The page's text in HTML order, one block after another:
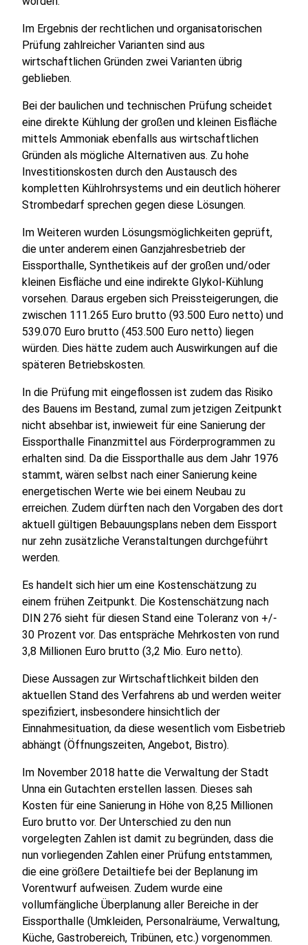
Im Ergebnis der rechtlichen und organisatorischen
Prüfung zahlreicher Varianten sind aus
wirtschaftlichen Gründen zwei Varianten übrig
geblieben.
Bei der baulichen und technischen Prüfung scheidet
eine direkte Kühlung der großen und kleinen Eisfläche
mittels Ammoniak ebenfalls aus wirtschaftlichen
Gründen als mögliche Alternativen aus. Zu hohe
Investitionskosten durch den Austausch des
kompletten Kühlrohrsystems und ein deutlich höherer
Strombedarf sprechen gegen diese Lösungen.
Im Weiteren wurden Lösungsmöglichkeiten geprüft,
die unter anderem einen Ganzjahresbetrieb der
Eissporthalle, Synthetikeis auf der großen und/oder
kleinen Eisfläche und eine indirekte Glykol-Kühlung
vorsehen. Daraus ergeben sich Preissteigerungen, die
zwischen 111.265 Euro brutto (93.500 Euro netto) und
539.070 Euro brutto (453.500 Euro netto) liegen
würden. Dies hätte zudem auch Auswirkungen auf die
späteren Betriebskosten.
In die Prüfung mit eingeflossen ist zudem das Risiko
des Bauens im Bestand, zumal zum jetzigen Zeitpunkt
nicht absehbar ist, inwieweit für eine Sanierung der
Eissporthalle Finanzmittel aus Förderprogrammen zu
erhalten sind. Da die Eissporthalle aus dem Jahr 1976
stammt, wären selbst nach einer Sanierung keine
energetischen Werte wie bei einem Neubau zu
erreichen. Zudem dürften nach den Vorgaben des dort
aktuell gültigen Bebauungsplans neben dem Eissport
nur zehn zusätzliche Veranstaltungen durchgeführt
werden.
Es handelt sich hier um eine Kostenschätzung zu
einem frühen Zeitpunkt. Die Kostenschätzung nach
DIN 276 sieht für diesen Stand eine Toleranz von +/-
30 Prozent vor. Das entspräche Mehrkosten von rund
3,8 Millionen Euro brutto (3,2 Mio. Euro netto).
Diese Aussagen zur Wirtschaftlichkeit bilden den
aktuellen Stand des Verfahrens ab und werden weiter
spezifiziert, insbesondere hinsichtlich der
Einnahmesituation, da diese wesentlich vom Eisbetrieb
abhängt (Öffnungszeiten, Angebot, Bistro).
Im November 2018 hatte die Verwaltung der Stadt
Unna ein Gutachten erstellen lassen. Dieses sah
Kosten für eine Sanierung in Höhe von 8,25 Millionen
Euro brutto vor. Der Unterschied zu den nun
vorgelegten Zahlen ist damit zu begründen, dass die
nun vorliegenden Zahlen einer Prüfung entstammen,
die eine größere Detailtiefe bei der Beplanung im
Vorentwurf aufweisen. Zudem wurde eine
vollumfängliche Überplanung aller Bereiche in der
Eissporthalle (Umkleiden, Personalräume, Verwaltung,
Küche, Gastrobereich, Tribünen, etc.) vorgenommen.